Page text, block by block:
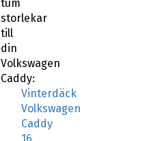
tum
storlekar
till
din
Volkswagen
Caddy:
Vinterdäck
Volkswagen
Caddy
16